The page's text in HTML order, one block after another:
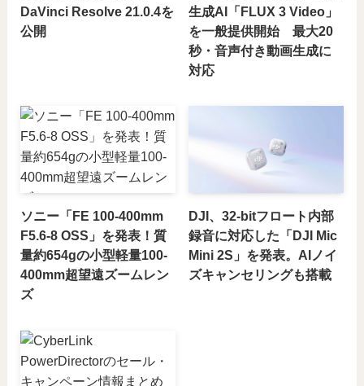
DaVinci Resolve 21.0.4を
公開
生成AI「FLUX 3 Video」
を一般提供開始 最大20
秒・音声付き動画生成に
対応
ソニー「FE 100-400mm
F5.6-8 OSS」を発表！質
量約654gの小型軽量100-
400mm超望遠ズームレン
ズ
DJI、32-bitフロート内部
録音に対応した「DJI Mic
Mini 2S」を発表。AIノイ
ズキャンセリングも搭載